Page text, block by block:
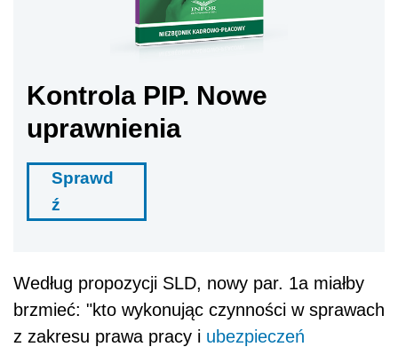
Kontrola PIP. Nowe
uprawnienia
Sprawd
ź
Według propozycji SLD, nowy par. 1a miałby
brzmieć: "kto wykonując czynności w sprawach
z zakresu prawa pracy i ubezpieczeń